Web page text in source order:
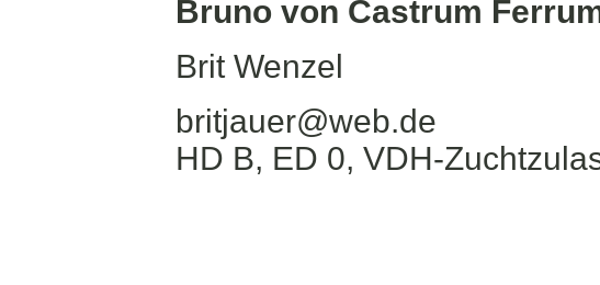
Bruno von Castrum
Brit Wenzel
britjauer@web.de
HD B, ED 0, VDH-